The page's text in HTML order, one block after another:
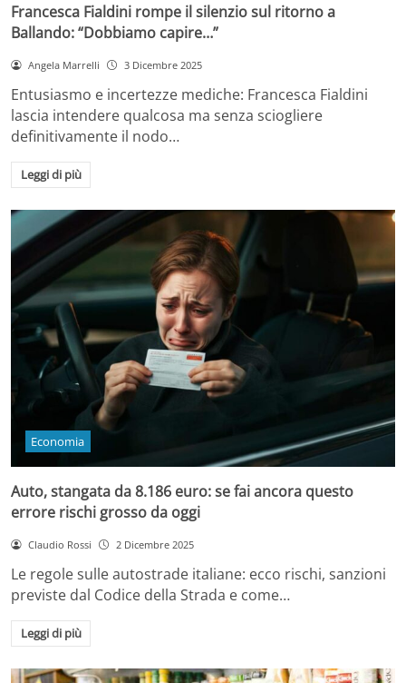
Francesca Fialdini rompe il silenzio sul ritorno a
Ballando: “Dobbiamo capire…”
Angela Marrelli 3 Dicembre 2025
Entusiasmo e incertezze mediche: Francesca Fialdini
lascia intendere qualcosa ma senza sciogliere
definitivamente il nodo…
Leggi di più
Economia
Auto, stangata da 8.186 euro: se fai ancora questo
errore rischi grosso da oggi
Claudio Rossi 2 Dicembre 2025
Le regole sulle autostrade italiane: ecco rischi, sanzioni
previste dal Codice della Strada e come…
Leggi di più